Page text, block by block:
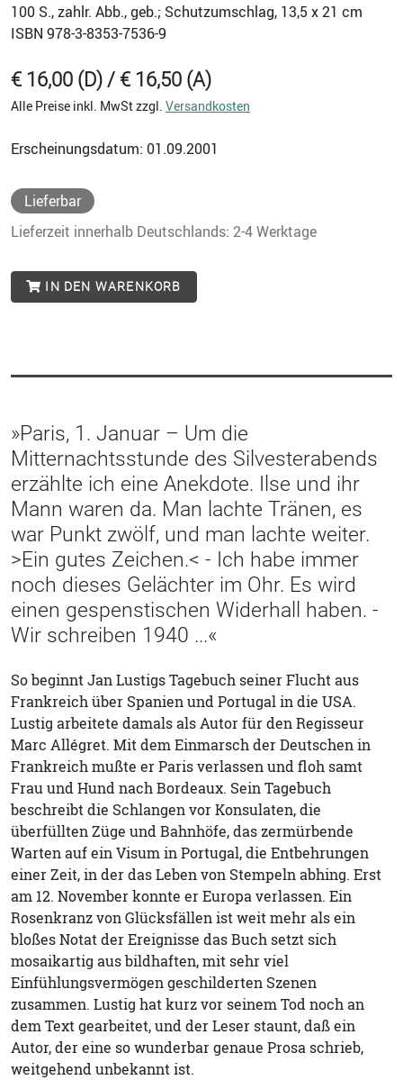
100 S., zahlr. Abb., geb.; Schutzumschlag, 13,5 x 21 cm
ISBN 978-3-8353-7536-9
€ 16,00 (D) / € 16,50 (A)
Alle Preise inkl. MwSt zzgl. Versandkosten
Erscheinungsdatum: 01.09.2001
Lieferbar
Lieferzeit innerhalb Deutschlands: 2-4 Werktage
IN DEN WARENKORB
»Paris, 1. Januar – Um die
Mitternachtsstunde des Silvesterabends
erzählte ich eine Anekdote. Ilse und ihr
Mann waren da. Man lachte Tränen, es
war Punkt zwölf, und man lachte weiter.
>Ein gutes Zeichen.< - Ich habe immer
noch dieses Gelächter im Ohr. Es wird
einen gespenstischen Widerhall haben. -
Wir schreiben 1940 ...«
So beginnt Jan Lustigs Tagebuch seiner Flucht aus
Frankreich über Spanien und Portugal in die USA.
Lustig arbeitete damals als Autor für den Regisseur
Marc Allégret. Mit dem Einmarsch der Deutschen in
Frankreich mußte er Paris verlassen und floh samt
Frau und Hund nach Bordeaux. Sein Tagebuch
beschreibt die Schlangen vor Konsulaten, die
überfüllten Züge und Bahnhöfe, das zermürbende
Warten auf ein Visum in Portugal, die Entbehrungen
einer Zeit, in der das Leben von Stempeln abhing. Erst
am 12. November konnte er Europa verlassen. Ein
Rosenkranz von Glücksfällen ist weit mehr als ein
bloßes Notat der Ereignisse das Buch setzt sich
mosaikartig aus bildhaften, mit sehr viel
Einfühlungsvermögen geschilderten Szenen
zusammen. Lustig hat kurz vor seinem Tod noch an
dem Text gearbeitet, und der Leser staunt, daß ein
Autor, der eine so wunderbar genaue Prosa schrieb,
weitgehend unbekannt ist.